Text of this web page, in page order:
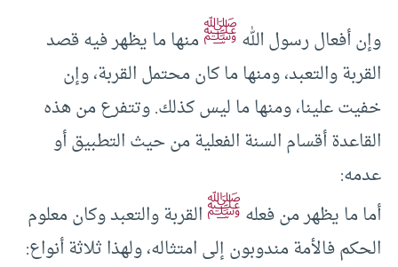
وإن أفعال رسول اللهﷺمنها ما يظهر فيه قصد
القربة والتعبد، ومنها ما كان محتمل القربة، وإن
خفيت علينا، ومنها ما ليس كذلك. وتتفرع من هذه
القاعدة أقسام السنة الفعلية من حيث التطبيق أو
عدمه:
أما ما يظهر من فعلهﷺالقربة والتعبد وكان معلوم
الحكم فالأمة مندوبون إلى امتثاله، ولهذا ثلاثة أنواع: